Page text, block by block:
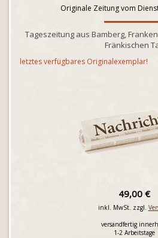
Originale Zeitung vom
Tageszeitung aus Bamberg,
Fränkischen
letztes verfügbares Originalexemplar!
49,00 €
inkl. MwSt. zzgl.
versandfertig
1-2 Arbeitstage